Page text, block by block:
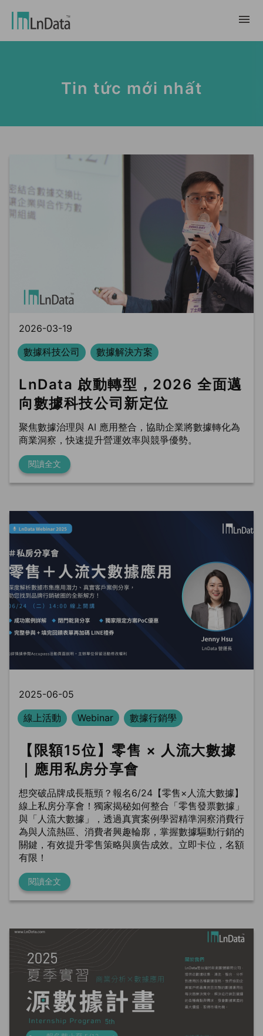
Giới thiệu về công ty
Nhân tài & Văn hóa
tiếp thị dữ liệu
Thị trường dữ liệu
trung tâm dữ liệu
Phòng sạch dữ liệu
Báo Cáo & Sách Trắng
Sự Kiện & Hội Thảo Trực Tuyến
繁體中文
English
Tin tức mới nhất
2026-03-19
數據科技公司
數據解決方案
LnData 啟動轉型，2026 全面邁
向數據科技公司新定位
聚焦數據治理與 AI 應用整合，協助企業將數據轉化為
商業洞察，快速提升營運效率與競爭優勢。
閱讀全文
2025-06-05
線上活動
Webinar 數據行銷學
【限額15位】零售 × 人流大數據
｜應用私房分享會
想突破品牌成長瓶頸？報名6/24【零售×人流大數據】
線上私房分享會！獨家揭秘如何整合「零售發票數據」
與「人流大數據」，透過真實案例學習精準洞察消費行
為與人流熱區、消費者興趣輪廓，掌握數據驅動行銷的
關鍵，有效提升零售策略與廣告成效。立即卡位，名額
有限！
閱讀全文